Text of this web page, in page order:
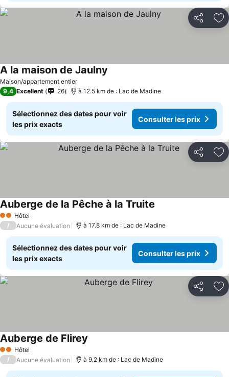
Partager
Maison/appartement entier
A la maison de Jaulny
9,4 Excellent 26 à 12.5 km de : Lac de Madine
Sélectionnez des dates pour voir
les prix exacts
Consulter les prix
Partager
2 Étoiles
Hôtel
Auberge de la Pêche à la Truite
/ Aucune évaluation à 17.8 km de : Lac de Madine
Sélectionnez des dates pour voir
les prix exacts
Consulter les prix
Partager
2 Étoiles
Hôtel
Auberge de Flirey
/ Aucune évaluation à 9.2 km de : Lac de Madine